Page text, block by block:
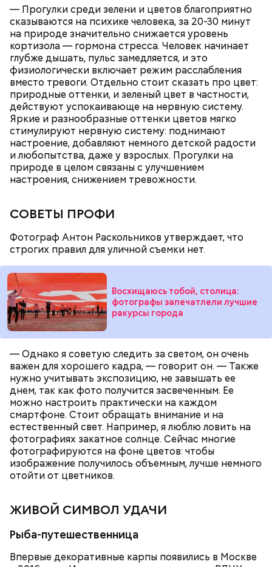
— Прогулки среди зелени и цветов благоприятно
сказываются на психике человека, за 20-30 минут
на природе значительно снижается уровень
кортизола — гормона стресса. Человек начинает
глубже дышать, пульс замедляется, и это
физиологически включает режим расслабления
вместо тревоги. Отдельно стоит сказать про цвет:
природные оттенки, и зеленый цвет в частности,
действуют успокаивающе на нервную систему.
Яркие и разнообразные оттенки цветов мягко
стимулируют нервную систему: поднимают
настроение, добавляют немного детской радости
и любопытства, даже у взрослых. Прогулки на
природе в целом связаны с улучшением
настроения, снижением тревожности.
СОВЕТЫ ПРОФИ
Фотограф Антон Раскольников утверждает, что
строгих правил для уличной съемки нет.
Восхищаюсь тобой, столица:
фотографы запечатлели лучшие
ракурсы города
— Однако я советую следить за светом, он очень
важен для хорошего кадра, — говорит он. — Также
нужно учитывать экспозицию, не завышать ее
днем, так как фото получится засвеченным. Ее
можно настроить практически на каждом
смартфоне. Стоит обращать внимание и на
естественный свет. Например, я люблю ловить на
фотографиях закатное солнце. Сейчас многие
фотографируются на фоне цветов: чтобы
изображение получилось объемным, лучше немного
отойти от цветников.
ЖИВОЙ СИМВОЛ УДАЧИ
Рыба-путешественница
Впервые декоративные карпы появились в Москве
Проверки курьеров проводит столичный
В ходе рейда инспекторы ГИБДД останавливают
курьеров, проверяют у них документы. Затем
сотрудники МАДИ сверяют корректность данных
курьера в системе АИС «Таксомотор» и наличие у
него открытой смены в системе КИС «АРТ» (без
этого доставщик не имеет права работать).
Специалисты лаборатории ГБУ «МосТрансПроект»
ставят электровелосипед на высокоточный
максимальной скорости.
— Если транспортное средство курьера
превышает допустимую скорость — 25
километров в час, инспекторы МАДИ составляют
протокол по статье 15.5 КоАП города Москвы.
После этого все материалы дела направляются в
мировой суд для дальнейшего рассмотрения. Эти
меры повысят доверие москвичей к сервисам
доставки и улучшат общую транспортную
безопасность столицы, — подчеркнул заместитель
мэра Максим Ликсутов.
Штраф выставляется или самому курьеру, или
компании, где он работает (в зависимости от того,
кто допустил нарушение), а транспортное
средство эвакуируют на стоянку до решения
мирового суда.